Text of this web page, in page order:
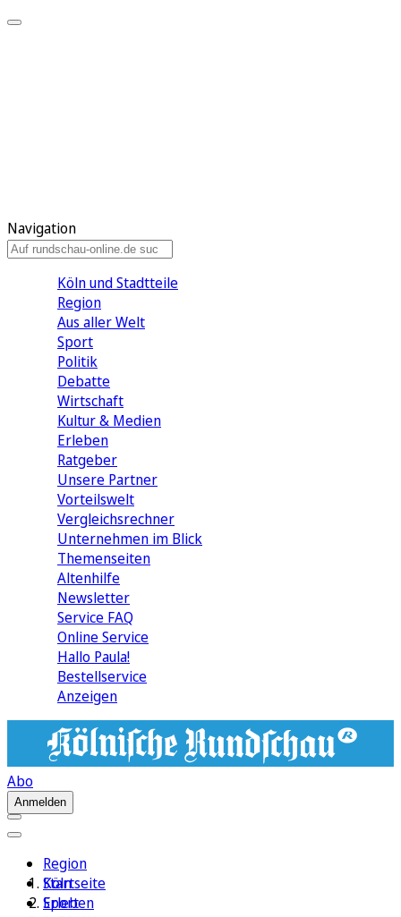
Navigation
Köln und Stadtteile
Region
Aus aller Welt
Sport
Politik
Debatte
Wirtschaft
Kultur & Medien
Erleben
Ratgeber
Unsere Partner
Vorteilswelt
Vergleichsrechner
Unternehmen im Blick
Themenseiten
Altenhilfe
Newsletter
Service FAQ
Online Service
Hallo Paula!
Bestellservice
Anzeigen
Abo
Anmelden
Region
Köln
Sport
Startseite
Erleben